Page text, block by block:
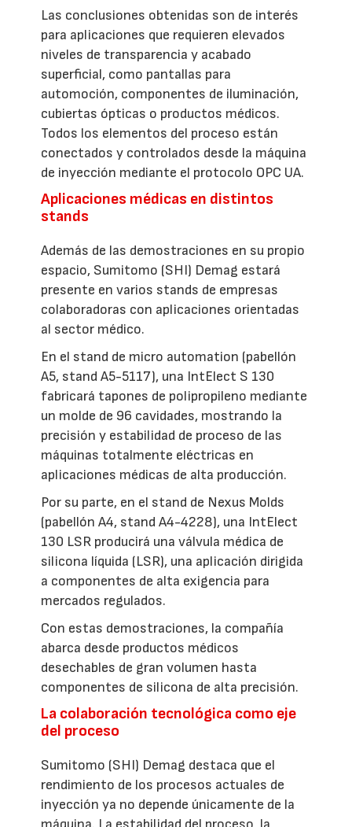
Las conclusiones obtenidas son de interés
para aplicaciones que requieren elevados
niveles de transparencia y acabado
superficial, como pantallas para
automoción, componentes de iluminación,
cubiertas ópticas o productos médicos.
Todos los elementos del proceso están
conectados y controlados desde la máquina
de inyección mediante el protocolo OPC UA.
Aplicaciones médicas en distintos
stands
Además de las demostraciones en su propio
espacio, Sumitomo (SHI) Demag estará
presente en varios stands de empresas
colaboradoras con aplicaciones orientadas
al sector médico.
En el stand de micro automation (pabellón
A5, stand A5-5117), una IntElect S 130
fabricará tapones de polipropileno mediante
un molde de 96 cavidades, mostrando la
precisión y estabilidad de proceso de las
máquinas totalmente eléctricas en
aplicaciones médicas de alta producción.
Por su parte, en el stand de Nexus Molds
(pabellón A4, stand A4-4228), una IntElect
130 LSR producirá una válvula médica de
silicona líquida (LSR), una aplicación dirigida
a componentes de alta exigencia para
mercados regulados.
Con estas demostraciones, la compañía
abarca desde productos médicos
desechables de gran volumen hasta
componentes de silicona de alta precisión.
La colaboración tecnológica como eje
del proceso
Sumitomo (SHI) Demag destaca que el
rendimiento de los procesos actuales de
inyección ya no depende únicamente de la